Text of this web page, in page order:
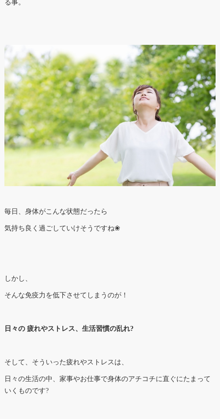
る事。
毎日、身体がこんな状態だったら
気持ち良く過ごしていけそうですね❀
しかし、
そんな免疫力を低下させてしまうのが！
日々の 疲れやストレス、生活習慣の乱れ?
そして、そういった疲れやストレスは、
日々の生活の中、家事やお仕事で身体のアチコチに直ぐにたまって
いくものです?